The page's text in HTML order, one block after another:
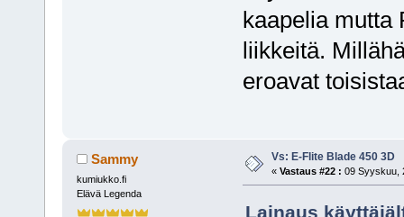
kaapelia mutta
liikkeitä.
eroavat
Sammy
kumiukko.fi
Elävä Legenda
Vs: E-Flite Blade 450 3D
« Vastaus #22 : 09 Syyskuu,
Lainaus